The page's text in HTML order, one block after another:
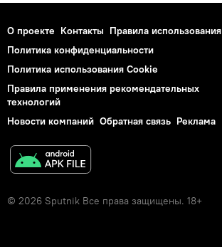
О проекте Контакты Правила использования
Политика конфиденциальности
Политика использования Cookie
Правила применения рекомендательных
технологий
Новости компаний Обратная связь Реклама
© 2026 Sputnik Все права защищены. 18+